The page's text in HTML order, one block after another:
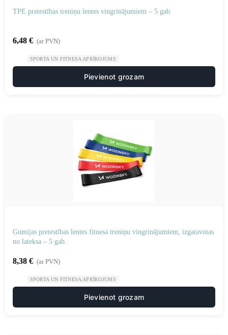
TPE pretestības treniņu lentes vingrinājumiem – 5 gab.
6,48 € (ar PVN)
SPORTA UN FITNESA APRĪKOJUMS
Pievienot grozam
Gumijas pretestības lentes fitnesa treniņu vingrinājumiem, izgatavotas
no lateksa – 5 gab.
8,38 € (ar PVN)
SPORTA UN FITNESA APRĪKOJUMS
Pievienot grozam